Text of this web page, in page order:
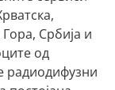
Србија и
од
радиодифузни